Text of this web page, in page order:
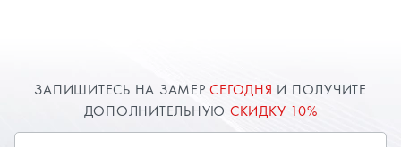
ЗАПИШИТЕСЬ НА ЗАМЕРСЕГОДНЯ И ПОЛУЧИТЕ
ДОПОЛНИТЕЛЬНУЮ СКИДКУ 10%